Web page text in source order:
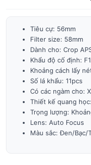
Tiêu cự: 56mm
Filter size: 58mm
Dành cho: Crop
Khẩu độ cố định:
Khoảng cách lấy
Số lá khẩu: 11pcs
Có các ngàm cho:
Thiết kế quang
Trọng lượng:
Lens: Auto Focus
Màu sắc: Đen/Bạc/